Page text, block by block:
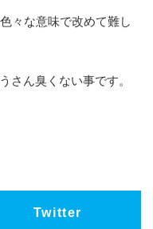
々な意味で改めて難し
さん臭くない事です。
Twitter